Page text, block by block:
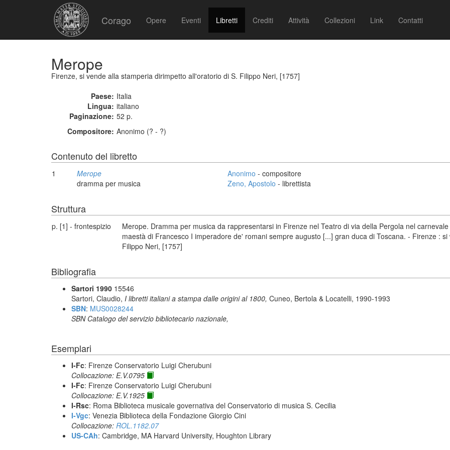
Corago Opere Eventi Libretti Crediti Attività Collezioni Link Contatti
Merope
Firenze, si vende alla stamperia dirimpetto all'oratorio di S. Filippo Neri, [1757]
Paese: Italia
Lingua: italiano
Paginazione: 52 p.
Compositore: Anonimo (? - ?)
Contenuto del libretto
1
Merope
dramma per musica
Anonimo - compositore
Zeno, Apostolo - librettista
Struttura
p. [1] - frontespizio
Merope. Dramma per musica da rappresentarsi in Firenze nel Teatro di via della Pergola nel
maestà di Francesco I imperadore de' romani sempre augusto [...] gran duca di Toscana. - Firenze :
Filippo Neri, [1757]
Bibliografia
Sartori 1990 15546
Sartori, Claudio, I libretti italiani a stampa dalle origini al 1800, Cuneo, Bertola & Locatelli, 1990-1993
SBN: MUS0028244
SBN Catalogo del servizio bibliotecario nazionale,
Esemplari
I-Fc: Firenze Conservatorio Luigi Cherubuni
Collocazione: E.V.0795
I-Fc: Firenze Conservatorio Luigi Cherubuni
Collocazione: E.V.1925
I-Rsc: Roma Biblioteca musicale governativa del Conservatorio di musica S. Cecilia
I-Vgc: Venezia Biblioteca della Fondazione Giorgio Cini
Collocazione: ROL.1182.07
US-CAh: Cambridge, MA Harvard University, Houghton Library